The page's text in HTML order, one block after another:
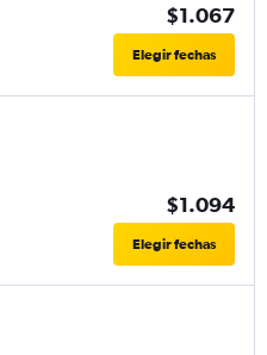
$1.067
Elegir fechas
$1.094
Elegir fechas